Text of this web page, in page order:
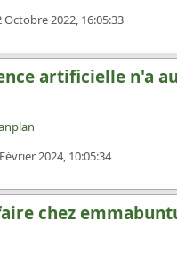
Octobre 2022, 16:05:33
artificielle n'a
2024, 10:05:34
chez